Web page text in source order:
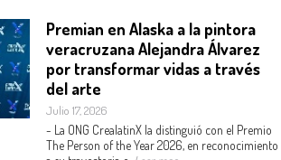
Premian en Alaska a la pintora
veracruzana Alejandra Álvarez
por transformar vidas a través
del arte
Julio 17, 2026
- La ONG CrealatinX la distinguió con el Premio
The Person of the Year 2026, en reconocimiento